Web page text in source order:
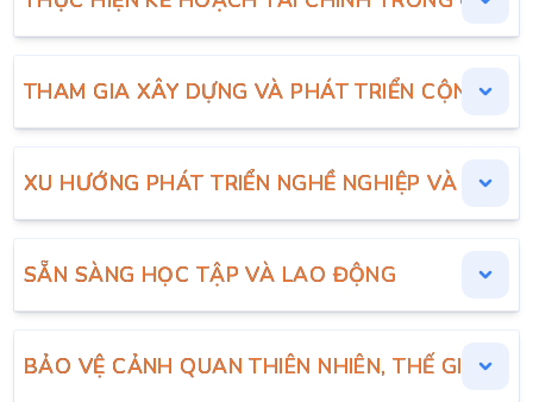
THAM GIA XÂY DỰNG VÀ PHÁT TRIỂN CỘNG
XU HƯỚNG PHÁT TRIỂN NGHỀ NGHIỆP VÀ THỊ
SẴN SÀNG HỌC TẬP VÀ LAO ĐỘNG
BẢO VỆ CẢNH QUAN THIÊN NHIÊN, THẾ GIỚI